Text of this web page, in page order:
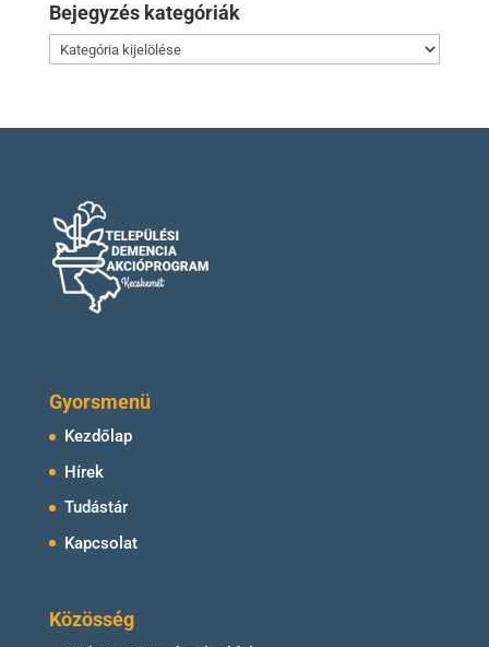
Bejegyzés kategóriák
Bejegyzés
Gyorsmenü
Kezdőlap
Hírek
Tudástár
Kapcsolat
Közösség